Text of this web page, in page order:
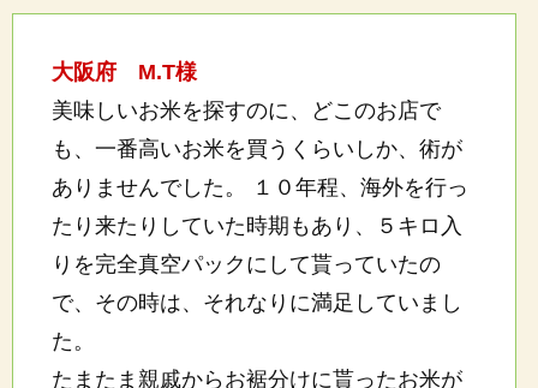
大阪府 M.T様
美味しいお米を探すのに、どこのお店で
も、一番高いお米を買うくらいしか、術が
ありませんでした。 １０年程、海外を行っ
たり来たりしていた時期もあり、５キロ入
りを完全真空パックにして貰っていたの
で、その時は、それなりに満足していまし
た。
たまたま親戚からお裾分けに貰ったお米が